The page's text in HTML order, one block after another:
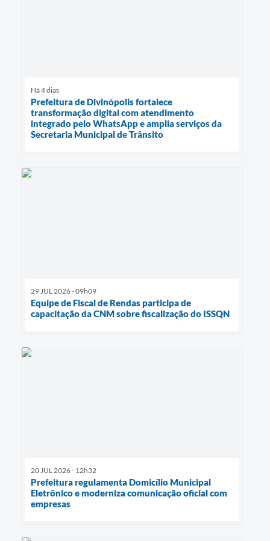
Há 4 dias
Prefeitura de Divinópolis fortalece
transformação digital com atendimento
integrado pelo WhatsApp e amplia serviços da
Secretaria Municipal de Trânsito
29 JUL 2026 - 09h09
Equipe de Fiscal de Rendas participa de
capacitação da CNM sobre fiscalização do ISSQN
20 JUL 2026 - 12h32
Prefeitura regulamenta Domicílio Municipal
Eletrônico e moderniza comunicação oficial com
empresas